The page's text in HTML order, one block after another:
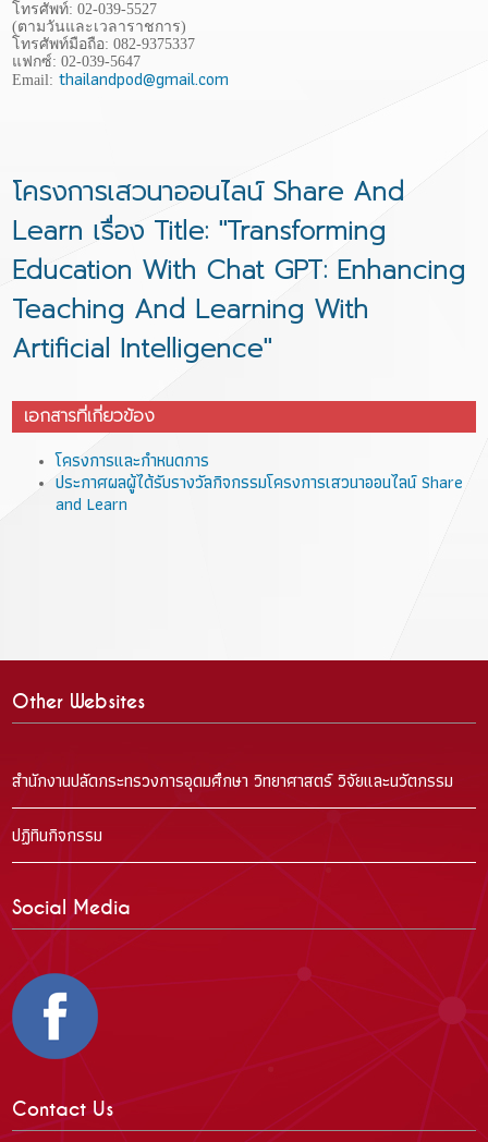
โทรศัพท์: 02-039-5527
(ตามวันและเวลาราชการ)
โทรศัพท์มือถือ: 082-9375337
แฟกซ์: 02-039-5647
Email: thailandpod@gmail.com
โครงการเสวนาออนไลน์ Share And
Learn เรื่อง Title: "Transforming
Education With Chat GPT: Enhancing
Teaching And Learning With
Artificial Intelligence"
เอกสารที่เกี่ยวข้อง
โครงการและกำหนดการ
ประกาศผลผู้ได้รับรางวัลกิจกรรมโครงการเสวนาออนไลน์ Share
and Learn
Other Websites
สำนักงานปลัดกระทรวงการอุดมศึกษา วิทยาศาสตร์ วิจัยและนวัตกรรม
ปฏิทินกิจกรรม
Social Media
Contact Us